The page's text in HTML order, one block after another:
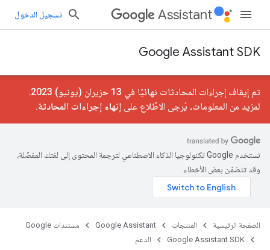
Assistant تسجيل الدخول
Google Assistant SDK
تم إيقاف إجراءات المحادثات نهائيًا في 13 حزيران (يونيو) 2023.
لمزيد من المعلومات، يُرجى الاطّلاع على إنهاء إجراءات المحادثة.
تستخدم Google تكنولوجيا الذكاء الاصطناعي لترجمة المحتوى إلى لغتك المفضّلة،
وقد تتضمّن بعض الأخطاء.
الصفحة الرئيسية المنتجات Google Assistant
مستندات Google
Google Assistant SDK
الدعم